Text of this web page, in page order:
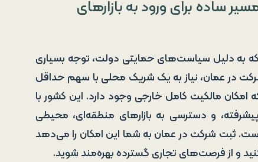
ساده برای ورود به بازارهای
به دلیل سیاست‌های حمایتی دولت، توجه بسیاری
در عمان، نیاز به یک شریک محلی با سهم حداقل
امکان مالکیت کامل خارجی وجود دارد. این کشور با
و دسترسی به بازارهای منطقه‌ای، محیطی
ثبت شرکت در عمان به شما این امکان را می‌دهد
و از فرصت‌های تجاری گسترده بهره‌مند شوید.